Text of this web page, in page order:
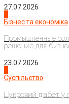
27.07.2026
Бізнес та економіка
Промышленные
решение для
23.07.2026
Суспільство
Цукровий діабет у